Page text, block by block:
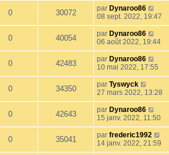
0 30072 par Dynaroo86
08 sept. 2022, 19:47
0 40054 par Dynaroo86
06 août 2022, 19:44
0 42483 par Dynaroo86
10 mai 2022, 17:55
0 34350 par Tyswyck
27 mars 2022, 13:28
0 42643 par Dynaroo86
15 janv. 2022, 11:50
0 35041 par frederic1992
14 janv. 2022, 21:59